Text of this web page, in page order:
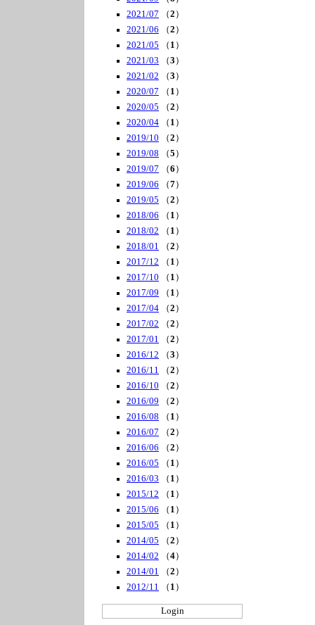
2021/07 （2 ）
2021/06 （2 ）
2021/05 （ 1 ）
2021/03 （3 ）
2021/02 （3 ）
2020/07 （ 1 ）
2020/05 （2 ）
2020/04 （ 1 ）
2019/10 （2 ）
2019/08 （5 ）
2019/07 （6 ）
2019/06 （7）
2019/05 （2 ）
2018/06 （ 1 ）
2018/02 （ 1 ）
2018/01 （2 ）
2017/12 （ 1 ）
2017/10 （ 1 ）
2017/09 （ 1 ）
2017/04 （2 ）
2017/02 （2 ）
2017/01 （2 ）
2016/12 （3 ）
2016/11 （2 ）
2016/10 （2 ）
2016/09 （2 ）
2016/08 （ 1 ）
2016/07 （2 ）
2016/06 （2 ）
2016/05 （ 1 ）
2016/03 （ 1 ）
2015/12 （ 1 ）
2015/06 （ 1 ）
2015/05 （ 1 ）
2014/05 （2 ）
2014/02 （4）
2014/01 （2 ）
2012/11 （ 1 ）
Login